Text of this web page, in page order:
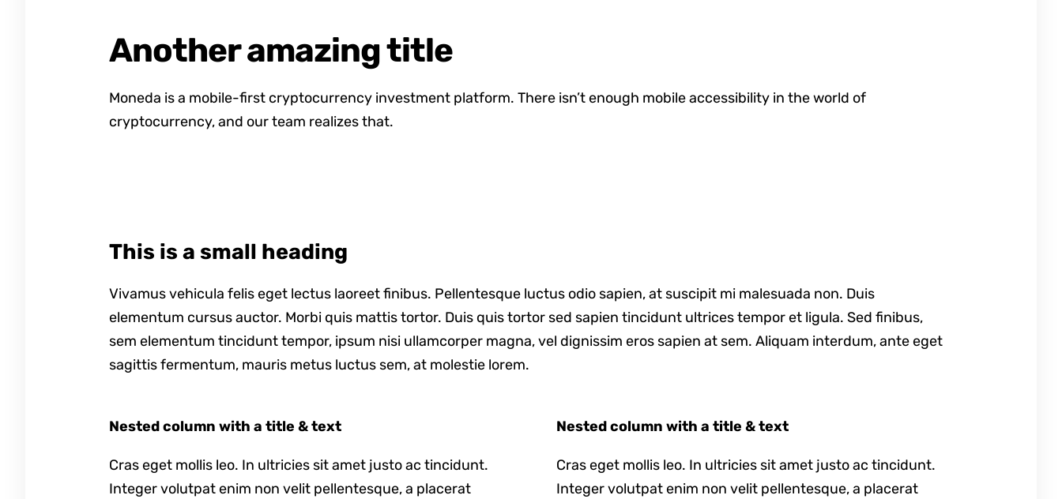
Another amazing title
Moneda is a mobile-first cryptocurrency investment platform. There isn’t enough mobile accessibility in the world of
cryptocurrency, and our team realizes that.
This is a small heading
Vivamus vehicula felis eget lectus laoreet finibus. Pellentesque luctus odio sapien, at suscipit mi malesuada non. Duis
elementum cursus auctor. Morbi quis mattis tortor. Duis quis tortor sed sapien tincidunt ultrices tempor et ligula. Sed finibus,
sem elementum tincidunt tempor, ipsum nisi ullamcorper magna, vel dignissim eros sapien at sem. Aliquam interdum, ante eget
sagittis fermentum, mauris metus luctus sem, at molestie lorem.
Nested column with a title & text
Cras eget mollis leo. In ultricies sit amet justo ac tincidunt.
Integer volutpat enim non velit pellentesque, a placerat
Nested column with a title & text
Cras eget mollis leo. In ultricies sit amet justo ac tincidunt.
Integer volutpat enim non velit pellentesque, a placerat